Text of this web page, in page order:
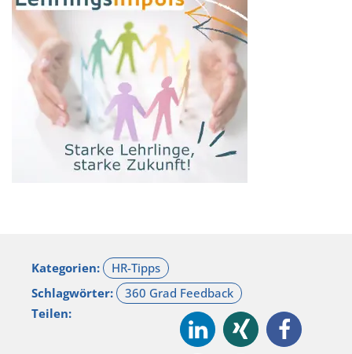
Kategorien:
Schlagwörter:
Teilen: